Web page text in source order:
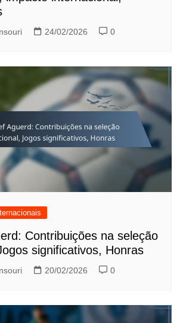
24/02/2026 0
Contribuições na seleção
significativos, Honras
20/02/2026 0